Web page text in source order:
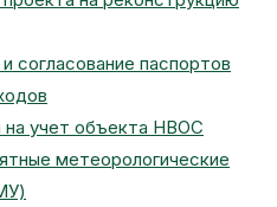
согласование паспортов
на учет объекта НВОС
метеорологические